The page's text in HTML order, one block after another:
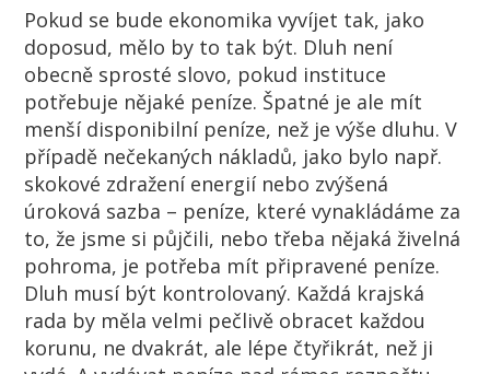
Pokud se bude ekonomika vyvíjet tak, jako
doposud, mělo by to tak být. Dluh není
obecně sprosté slovo, pokud instituce
potřebuje nějaké peníze. Špatné je ale mít
menší disponibilní peníze, než je výše dluhu. V
případě nečekaných nákladů, jako bylo např.
skokové zdražení energií nebo zvýšená
úroková sazba – peníze, které vynakládáme za
to, že jsme si půjčili, nebo třeba nějaká živelná
pohroma, je potřeba mít připravené peníze.
Dluh musí být kontrolovaný. Každá krajská
rada by měla velmi pečlivě obracet každou
korunu, ne dvakrát, ale lépe čtyřikrát, než ji